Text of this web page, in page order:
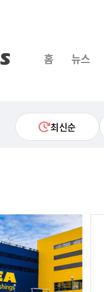
홈 뉴스
최신순